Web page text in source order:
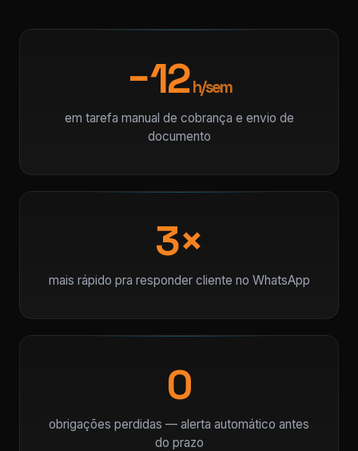
−12h/sem
em tarefa manual de cobrança e envio de
documento
3×
mais rápido pra responder cliente no WhatsApp
0
obrigações perdidas — alerta automático antes
do prazo